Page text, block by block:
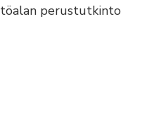
perustutkinto